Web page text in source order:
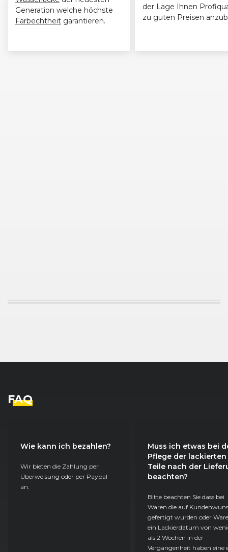
Generation welche höchste
Farbechtheit garantieren.
der Lage Ihnen
zu guten Preisen
FAQ
Wie kann ich bezahlen?
Wir bieten die Zahlung per
Überweisung oder per Paypal
an.
Muss ich etwas bei
Pflege der lackierten
Teile nach der
beachten?
Bitte beachten Sie dass bei
Waren die auf
gefertigt wurden oder
ein Lackierdatum von
als 2 Wochen in der
Vergangenheit haben eine